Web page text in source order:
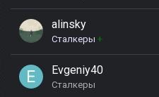
alinsky
Сталкеры +
Evgeniy40
Сталкеры